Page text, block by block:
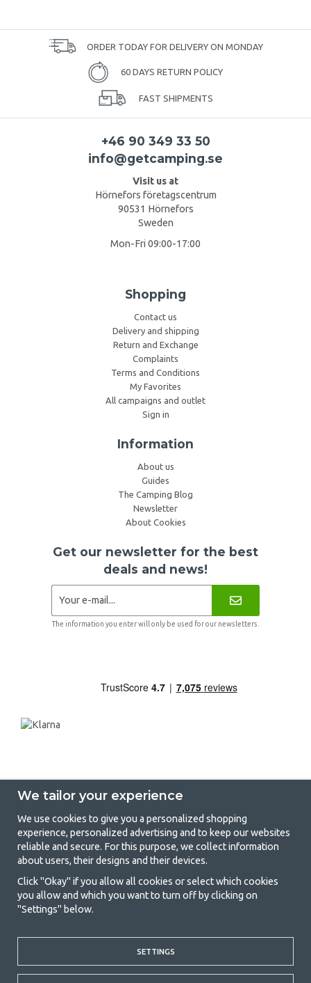
ORDER TODAY FOR DELIVERY ON MONDAY
60 DAYS RETURN POLICY
FAST SHIPMENTS
+46 90 349 33 50
info@getcamping.se
Visit us at
Hörnefors företagscentrum
90531 Hörnefors
Sweden
Mon-Fri 09:00-17:00
Shopping
Contact us
Delivery and shipping
Return and Exchange
Complaints
Terms and Conditions
My Favorites
All campaigns and outlet
Sign in
Information
About us
Guides
The Camping Blog
Newsletter
About Cookies
Get our newsletter for the best
deals and news!
The information you enter will only be used for our newsletters.
GetCamping - Your shop for camping
and outdoor life
Camping can be either a lifestyle or a way of gathering the family for a
joint adventure. No matter what category you belong to, you will find
everything you need in camping accessories in our store. We think
prices on family tents, caravan awnings and all other camping and
outdoor equipment. Our goal is to offer the best camping equipment in
terms of quality and functionality in each price category. Feel free to
contact us if there is something you are missing or want to know more
We tailor your experience
We use cookies to give you a personalized shopping
experience, personalized advertising and to keep our websites
reliable and secure. For this purpose, we collect information
about users, their designs and their devices.
Click "Okay" if you allow all cookies or select which cookies
you allow and which you want to turn off by clicking on
"Settings" below.
SETTINGS